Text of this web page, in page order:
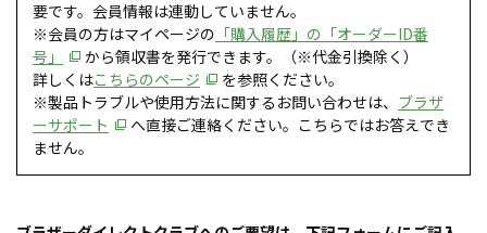
要です。会員情報は連動していません。
※会員の方はマイページの 「購入履歴」の「オーダーID番
号」
から領収書を発行できます。（※代金引換除く）
詳しくはこちらのページ
を参照ください。
※製品トラブルや使用方法に関するお問い合わせは、 ブラザ
ーサポート
へ直接ご連絡ください。こちらではお答えでき
ません。